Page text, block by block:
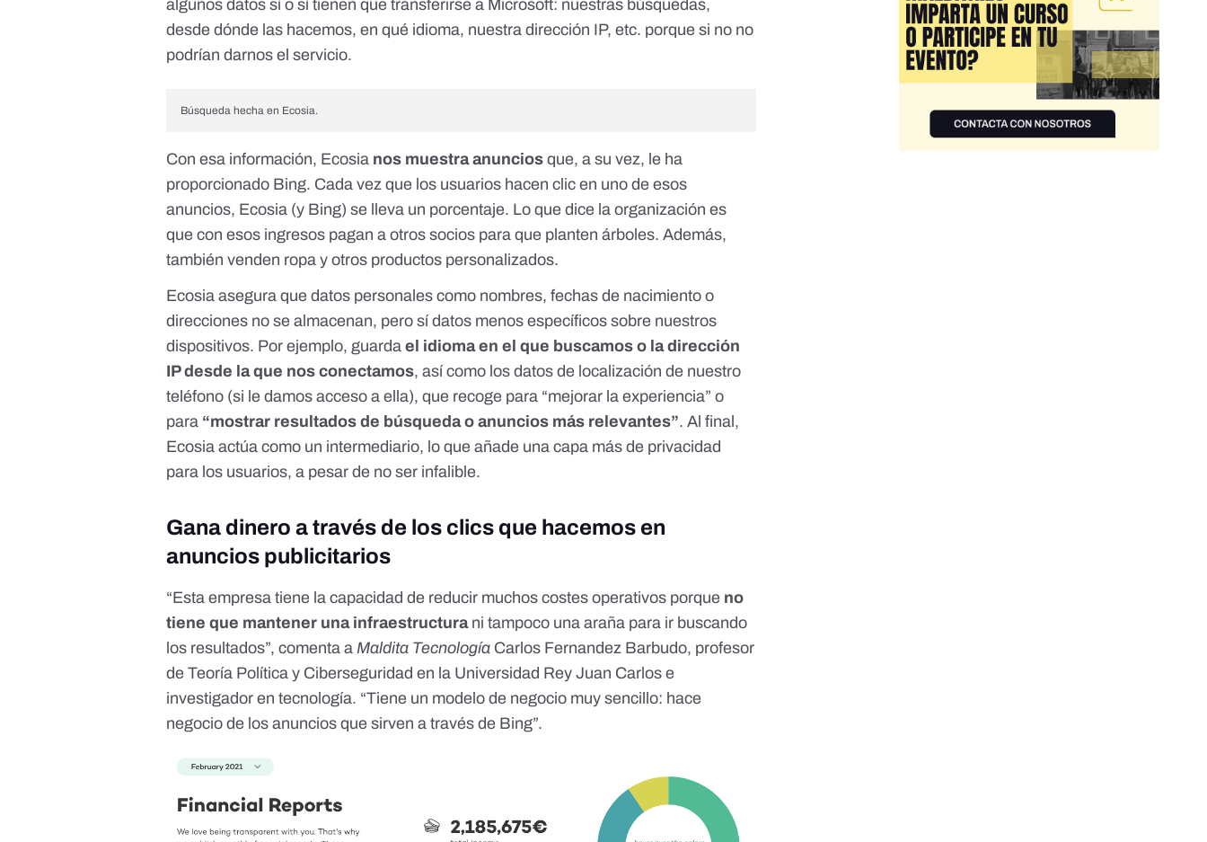
algunos datos sí o sí tienen que transferirse a Microsoft: nuestras búsquedas,
desde dónde las hacemos, en qué idioma, nuestra dirección IP, etc. porque si no no
podrían darnos el servicio.
Búsqueda hecha en Ecosia.
Con esa información, Ecosia nos muestra anuncios que, a su vez, le ha
proporcionado Bing. Cada vez que los usuarios hacen clic en uno de esos
anuncios, Ecosia (y Bing) se lleva un porcentaje. Lo que dice la organización es
quecon esos ingresos pagan a otros socios para que planten árboles. Además,
también venden ropa y otros productos personalizados.
Ecosia asegura que datos personales como nombres, fechas de nacimiento o
direcciones no se almacenan, perosí datos menos específicos sobre nuestros
dispositivos. Por ejemplo, guardael idioma en el que buscamos o la dirección
IP desde la que nos conectamos, así como los datos de localización de nuestro
teléfono (si le damos acceso a ella), que recoge para “mejorar la experiencia” o
para “mostrar resultados de búsqueda o anuncios más relevantes”. Al final,
Ecosia actúa como un intermediario, lo que añade una capa más de privacidad
para los usuarios, a pesar de no ser infalible.
Gana dinero a través de los clics que hacemos en
anuncios publicitarios
“Esta empresa tiene la capacidad de reducir muchos costes operativos porque no
tiene que mantener una infraestructurani tampoco una araña para ir buscando
los resultados”, comenta aMaldita Tecnología Carlos Fernandez Barbudo, profesor
de Teoría Política y Ciberseguridad en la Universidad Rey Juan Carlos e
investigador en tecnología. “Tiene un modelo de negocio muy sencillo: hace
negocio de los anuncios que sirven a través de Bing”.